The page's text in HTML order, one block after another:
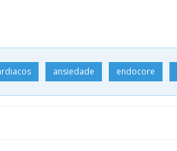
ansiedade endocore